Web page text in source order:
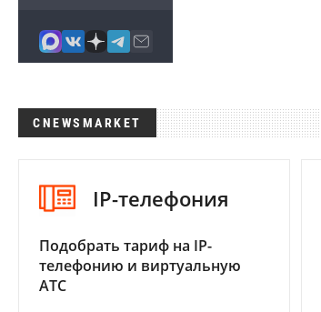
CNEWSMARKET
IP-телефония
Подобрать тариф на IP-
телефонию и виртуальную
АТС